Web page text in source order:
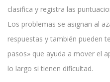
clasifica y registra las
Los problemas se asignan al
respuestas y también pueden
pasos» que ayuda a mover el
lo largo si tienen dificultad.